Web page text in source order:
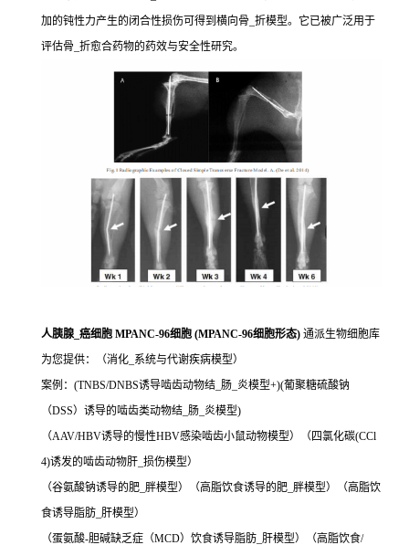
加的钝性力产生的闭合性损伤可得到横向骨_折模型。它已被广泛用于
评估骨_折愈合药物的药效与安全性研究。
人胰腺_癌细胞 MPANC-96细胞 (MPANC-96细胞形态) 通派生物细胞库
为您提供：（消化_系统与代谢疾病模型）
案例：(TNBS/DNBS诱导啮齿动物结_肠_炎模型+)(葡聚糖硫酸钠
（DSS）诱导的啮齿类动物结_肠_炎模型)
（AAV/HBV诱导的慢性HBV感染啮齿小鼠动物模型）（四氯化碳(CCl
4)诱发的啮齿动物肝_损伤模型）
（谷氨酸钠诱导的肥_胖模型）（高脂饮食诱导的肥_胖模型）（高脂饮
食诱导脂肪_肝模型）
（蛋氨酸-胆碱缺乏症（MCD）饮食诱导脂肪_肝模型）（高脂饮食/